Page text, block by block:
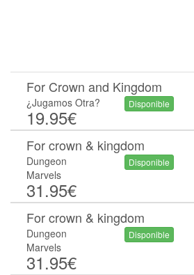
For Crown and Kingdom
¿Jugamos Otra?
19.95€
Disponible
For crown & kingdom
Dungeon
Marvels
31.95€
Disponible
For crown & kingdom
Dungeon
Marvels
31.95€
Disponible